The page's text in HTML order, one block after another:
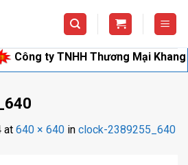
Công ty TNHH Thương Mại Khang
at 640 × 640 in clock-2389255_640